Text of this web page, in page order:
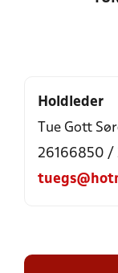
Holdleder
Tue Gott
26166850 /